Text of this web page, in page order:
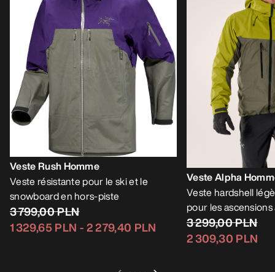
Veste Rush Homme
Veste résistante pour le ski et le
snowboard en hors-piste
3 799,00 PLN
1 329,65 PLN -2 279,40 PLN
Veste Alpha
Veste hardshell
pour les
3 299,00 PLN
2 309,30 PLN